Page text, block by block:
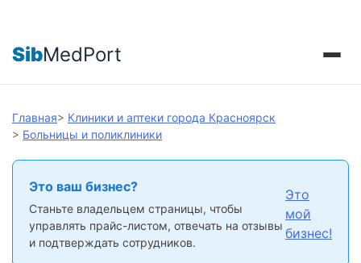
SibMedPort
Главная> Клиники и аптеки города Красноярск
> Больницы и поликлиники
Это ваш бизнес?
Станьте владельцем страницы, чтобы
управлять прайс-листом, отвечать на отзывы
и подтверждать сотрудников.
Это
мой
бизнес!